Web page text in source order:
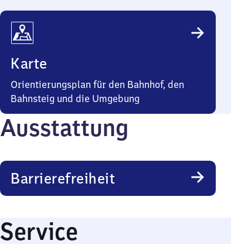
Karte
Orientierungsplan für den Bahnhof, den
Bahnsteig und die Umgebung
Ausstattung
Barrierefreiheit
Service